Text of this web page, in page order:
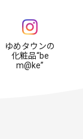
ゆめタウンの
化粧品“be
m@ke”